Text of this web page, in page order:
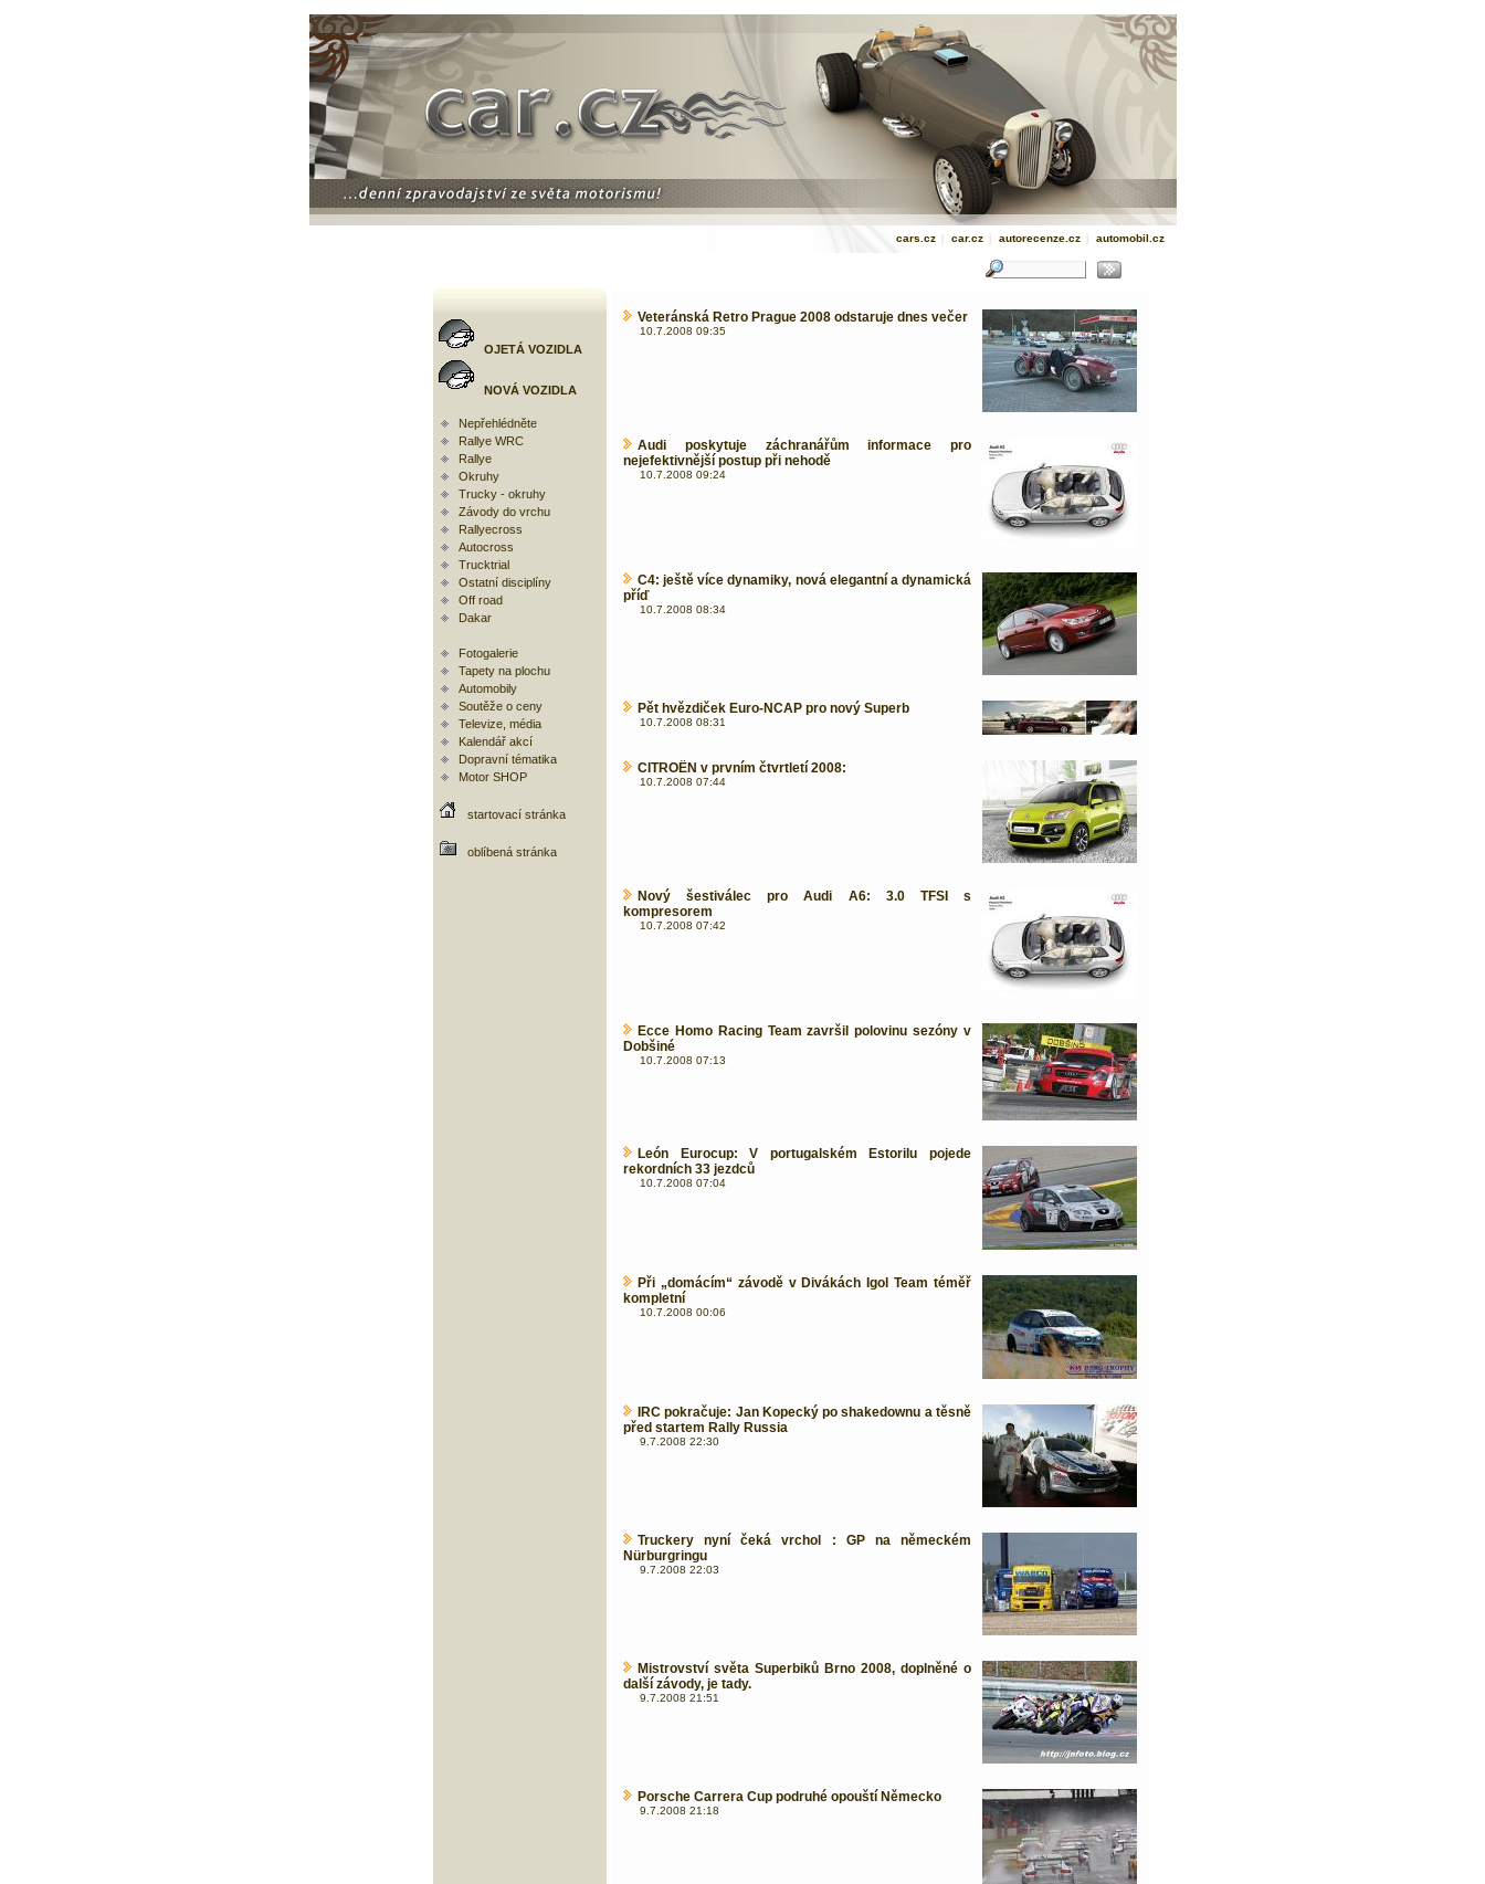
cars.cz | car.cz | autorecenze.cz | automobil.cz
OJETÁ VOZIDLA
NOVÁ VOZIDLA
Nepřehlédněte
Rallye WRC
Rallye
Okruhy
Trucky - okruhy
Závody do vrchu
Rallyecross
Autocross
Trucktrial
Ostatní disciplíny
Off road
Dakar
Fotogalerie
Tapety na plochu
Automobily
Soutěže o ceny
Televize, média
Kalendář akcí
Dopravní tématika
Motor SHOP
startovací stránka
oblíbená stránka
Veteránská Retro Prague 2008 odstaruje dnes večer
10.7.2008 09:35
Audi poskytuje záchranářům informace pro
nejefektivnější postup při nehodě
10.7.2008 09:24
C4: ještě více dynamiky, nová elegantní a dynamická
příď
10.7.2008 08:34
Pět hvězdiček Euro-NCAP pro nový Superb
10.7.2008 08:31
CITROËN v prvním čtvrtletí 2008:
10.7.2008 07:44
Nový šestiválec pro Audi A6: 3.0 TFSI s
kompresorem
10.7.2008 07:42
Ecce Homo Racing Team završil polovinu sezóny v
Dobšiné
10.7.2008 07:13
León Eurocup: V portugalském Estorilu pojede
rekordních 33 jezdců
10.7.2008 07:04
Při „domácím“ závodě v Divákách Igol Team téměř
kompletní
10.7.2008 00:06
IRC pokračuje: Jan Kopecký po shakedownu a těsně
před startem Rally Russia
9.7.2008 22:30
Truckery nyní čeká vrchol : GP na německém
Nürburgringu
9.7.2008 22:03
Mistrovství světa Superbiků Brno 2008, doplněné o
další závody, je tady.
9.7.2008 21:51
Porsche Carrera Cup podruhé opouští Německo
9.7.2008 21:18